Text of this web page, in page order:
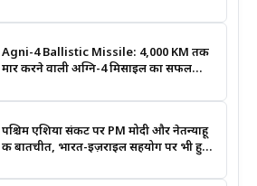
Agni-4 Ballistic Missile: 4,000 KM तक
मार करने वाली अग्नि-4 मिसाइल का सफल
मजबूत
पश्चिम एशिया संकट पर PM मोदी और नेतन्याहू
की बातचीत, भारत-इज़राइल सहयोग पर भी हुई